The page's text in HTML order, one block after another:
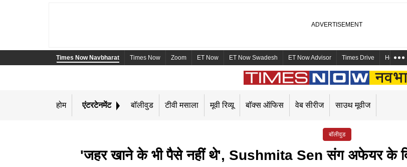
Times Now Navbharat Times Now Zoom ET Now ET Now Swadesh ET Now Advisor Times Drive Health
होम एंटरटेनमेंट बॉलीवुड टीवी मसाला मूवी रिव्यू बॉक्स ऑफिस वेब सीरीज साउथ मूवीज
बॉलीवुड
'जहर खाने के भी पैसे नहीं थे', Sushmita Sen संग अफेयर के